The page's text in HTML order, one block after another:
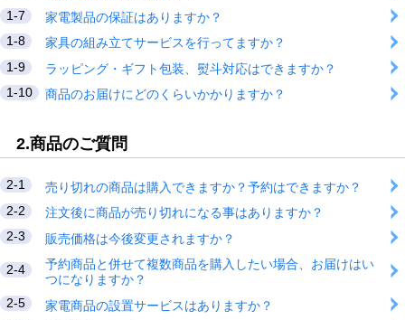
1-7
家電製品の保証はありますか？
1-8
家具の組み立てサービスを行ってますか？
1-9
ラッピング・ギフト包装、熨斗対応はできますか？
1-10
商品のお届けにどのくらいかかりますか？
2.商品のご質問
2-1
売り切れの商品は購入できますか？予約はできますか？
2-2
注文後に商品が売り切れになる事はありますか？
2-3
販売価格は今後変更されますか？
2-4
予約商品と併せて複数商品を購入したい場合、お届けはい
つになりますか？
2-5
家電商品の設置サービスはありますか？